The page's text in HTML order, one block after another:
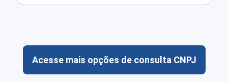
Acesse mais opções de consulta CNPJ